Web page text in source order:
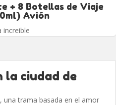
+ 8 Botellas de Viaje
Avión
increible
la ciudad de
una trama basada en el amor